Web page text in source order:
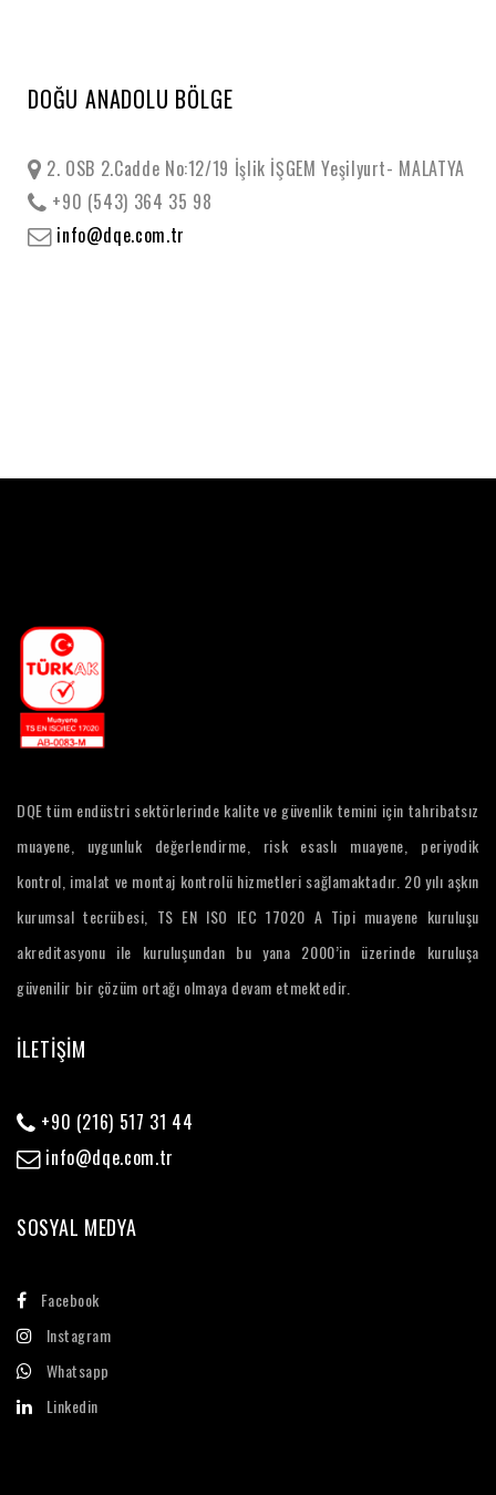
DOĞU ANADOLU BÖLGE
2. OSB 2.Cadde No:12/19 İşlik İŞGEM Yeşilyurt- MALATYA
+90 (543) 364 35 98
info@dqe.com.tr
DQE tüm endüstri sektörlerinde kalite ve güvenlik temini için tahribatsız
muayene, uygunluk değerlendirme, risk esaslı muayene, periyodik
kontrol, imalat ve montaj kontrolü hizmetleri sağlamaktadır. 20 yılı aşkın
kurumsal tecrübesi, TS EN ISO IEC 17020 A Tipi muayene kuruluşu
akreditasyonu ile kuruluşundan bu yana 2000’in üzerinde kuruluşa
güvenilir bir çözüm ortağı olmaya devam etmektedir.
İLETİŞİM
+90 (216) 517 31 44
info@dqe.com.tr
SOSYAL MEDYA
Facebook
Instagram
Whatsapp
Linkedin